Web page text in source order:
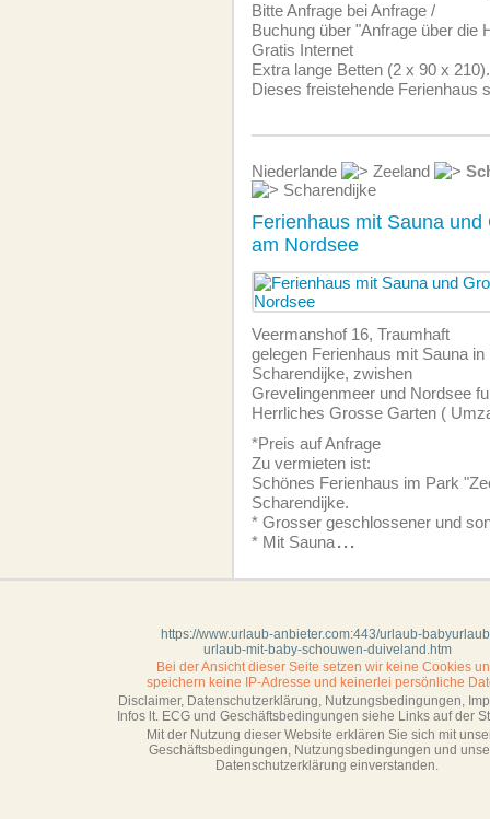
Bitte Anfrage bei Anfrage /
Buchung über "Anfrage über die
Gratis Internet
Extra lange Betten (2 x 90 x 210).
Dieses freistehende Ferienhaus
Niederlande Zeeland
Scharendijke
Ferienhaus mit Sauna und
am Nordsee
Veermanshof 16, Traumhaft
gelegen Ferienhaus mit Sauna in
Scharendijke, zwishen
Grevelingenmeer und Nordsee
Herrliches Grosse Garten (
*Preis auf Anfrage
Zu vermieten ist:
Schönes Ferienhaus im Park
Scharendijke.
* Grosser geschlossener und
* Mit Sauna...
https://www.urlaub-anbieter.com:443/urlaub-
urlaub-mit-baby-schouwen-duiveland.htm
Bei der Ansicht dieser Seite setzen wir keine Cookies
speichern keine IP-Adresse und keinerlei persönliche
Disclaimer, Datenschutzerklärung, Nutzungsbedingungen,
Infos lt. ECG und Geschäftsbedingungen siehe Links auf der
Mit der Nutzung dieser Website erklären Sie sich mit
Geschäftsbedin­gungen, Nutzungsbedingungen und
Datenschutzerklärung einverstanden.